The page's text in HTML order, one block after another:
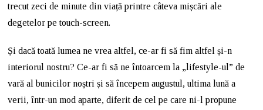
trecut zeci de minute din viață printre câteva mișcări ale
degetelor pe touch-screen.
Și dacă toată lumea ne vrea altfel, ce-ar fi să fim altfel și-n
interiorul nostru? Ce-ar fi să ne întoarcem la „lifestyle-ul” de
vară al bunicilor noștri și să începem augustul, ultima lună a
verii, într-un mod aparte, diferit de cel pe care ni-l propune